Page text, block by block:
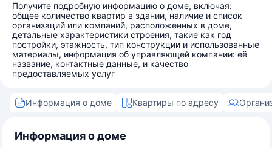
Получите подробную информацию о доме, включая:
общее количество квартир в здании, наличие и список
организаций или компаний, расположенных в доме,
детальные характеристики строения, такие как год
постройки, этажность, тип конструкции и использованные
материалы, информация об управляющей компании: её
название, контактные данные, и качество
предоставляемых услуг
Информация о доме Квартиры по адресу
Информация о доме